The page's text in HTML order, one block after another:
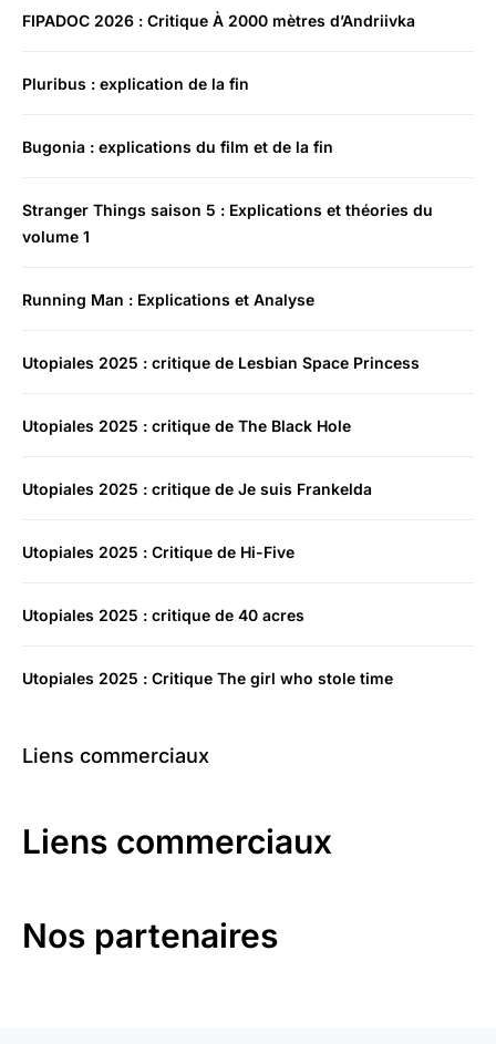
FIPADOC 2026 : Critique À 2000 mètres d’Andriivka
Pluribus : explication de la fin
Bugonia : explications du film et de la fin
Stranger Things saison 5 : Explications et théories du
volume 1
Running Man : Explications et Analyse
Utopiales 2025 : critique de Lesbian Space Princess
Utopiales 2025 : critique de The Black Hole
Utopiales 2025 : critique de Je suis Frankelda
Utopiales 2025 : Critique de Hi-Five
Utopiales 2025 : critique de 40 acres
Utopiales 2025 : Critique The girl who stole time
Liens commerciaux
Liens commerciaux
Nos partenaires